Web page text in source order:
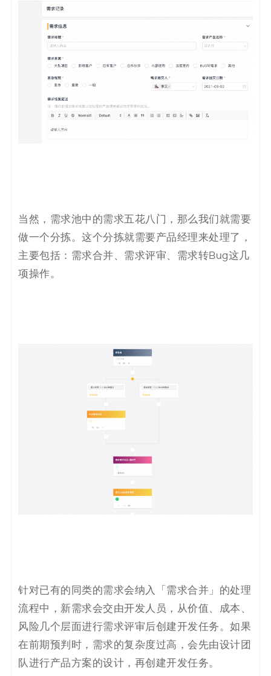
当然，需求池中的需求五花八门，那么我们就需要
做一个分拣。这个分拣就需要产品经理来处理了，
主要包括：需求合并、需求评审、 需求转Bug这几
项操作。
针对已有的同类的需求会纳入「需求合并」的处理
流程中，新需求会交由开发人员，从价值、成本、
风险几个层面进行需求评审后创建开发任务。 如果
在前期预判时，需求的复杂度过高，会先由设计团
队进行产品方案的设计，再创建开发任务。